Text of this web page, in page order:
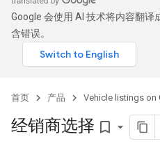
Google 会使用 AI 技术将内容翻
含错误。
首页 产品 Vehicle listings on
经销商选择 bookmark_border